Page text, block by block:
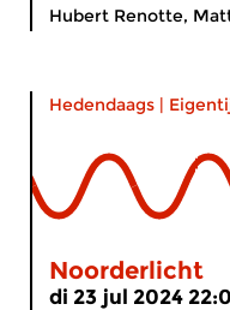
Hubert Renotte,
Hedendaags |
Noorderlicht
di 23 jul 2024